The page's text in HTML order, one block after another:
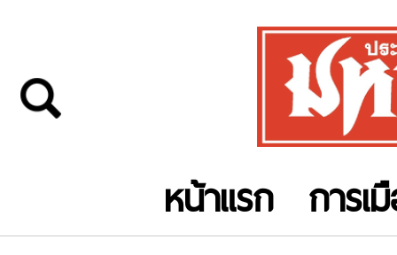
หน้าแรก การเ